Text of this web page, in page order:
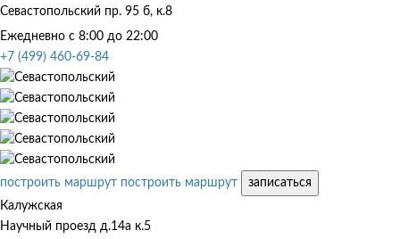
Севастопольский пр. 95 б, к.8
Ежедневно с 8:00 до 22:00
+7 (499) 460-69-84
построить маршрут построить маршрут
записаться
Калужская
Научный проезд д.14а к.5